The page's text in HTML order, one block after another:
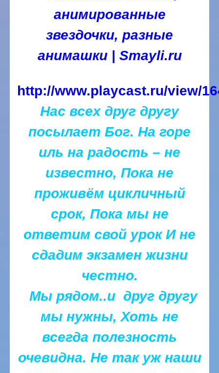
http://www.playcast.ru/view/
Нас всех друг другу
посылает Бог. На горе
иль на радость – не
известно, Пока не
проживём цикличный
срок, Пока мы не
ответим свой урок И не
сдадим экзамен жизни
честно.
Мы рядом..и друг другу
мы нужны, Хоть не
всегда полезность
очевидна. Не так уж наши